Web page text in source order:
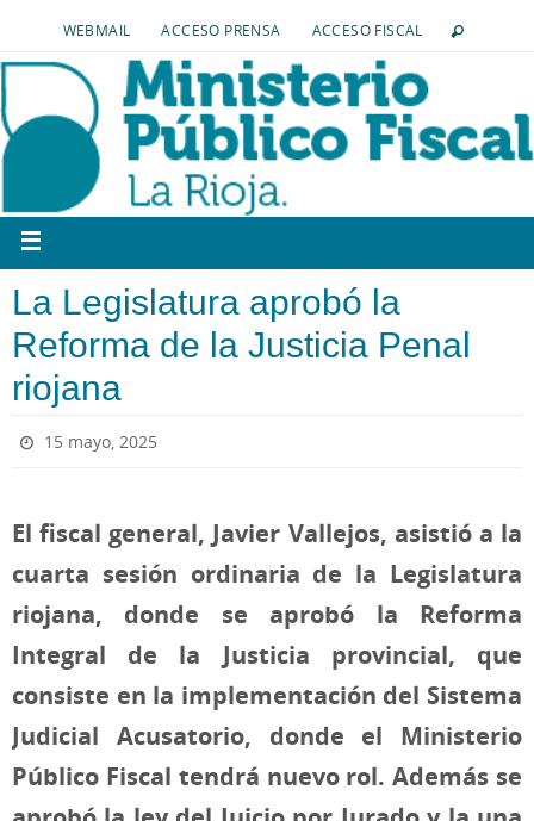
WEBMAIL ACCESO PRENSA ACCESO FISCAL
La Legislatura aprobó la
Reforma de la Justicia Penal
riojana
15 mayo, 2025
El fiscal general, Javier Vallejos, asistió a la
cuarta sesión ordinaria de la Legislatura
riojana, donde se aprobó la Reforma
Integral de la Justicia provincial, que
consiste en la implementación del Sistema
Judicial Acusatorio, donde el Ministerio
Público Fiscal tendrá nuevo rol. Además se